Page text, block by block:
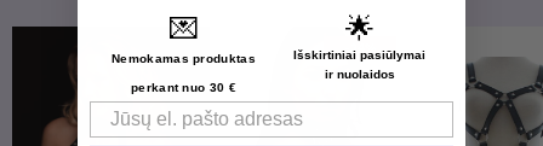
-34%
💌
Nemokamas produktas
perkant nuo 30 €
🌟
Išskirtiniai pasiūlymai
ir nuolaidos
Email